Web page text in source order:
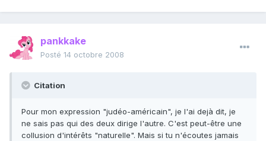
pankkake
Posté 14 octobre 2008
Citation
Pour mon expression "judéo-américain", je l'ai dejà dit, je
ne sais pas qui des deux dirige l'autre. C'est peut-être une
collusion d'intérêts "naturelle". Mais si tu n'écoutes jamais